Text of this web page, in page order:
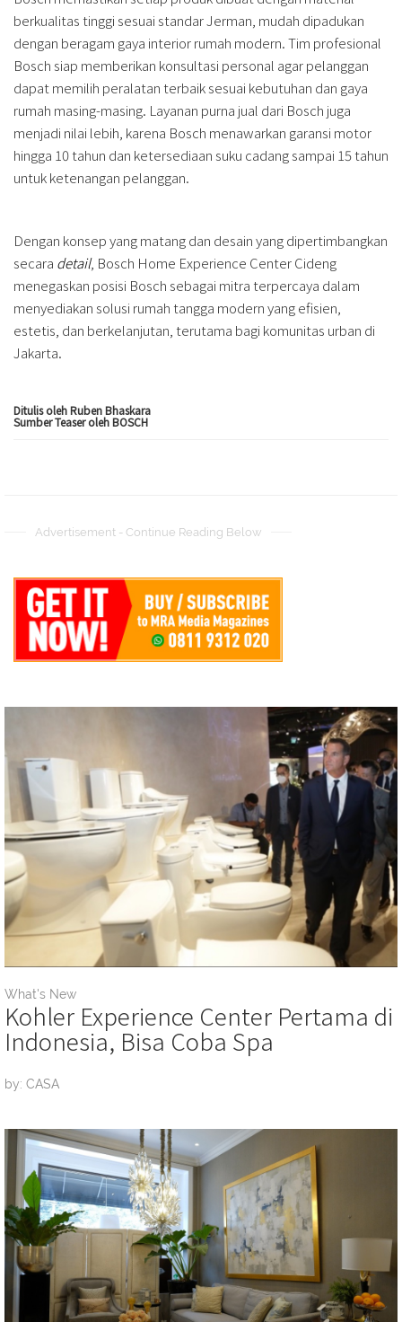
berkualitas tinggi sesuai standar Jerman, mudah dipadukan
dengan beragam gaya interior rumah modern. Tim profesional
Bosch siap memberikan konsultasi personal agar pelanggan
dapat memilih peralatan terbaik sesuai kebutuhan dan gaya
rumah masing-masing. Layanan purna jual dari Bosch juga
menjadi nilai lebih, karena Bosch menawarkan garansi motor
hingga 10 tahun dan ketersediaan suku cadang sampai 15 tahun
untuk ketenangan pelanggan.
Dengan konsep yang matang dan desain yang dipertimbangkan
secara detail, Bosch Home Experience Center Cideng
menegaskan posisi Bosch sebagai mitra terpercaya dalam
menyediakan solusi rumah tangga modern yang efisien,
estetis, dan berkelanjutan, terutama bagi komunitas urban di
Jakarta.
Ditulis oleh Ruben Bhaskara
Sumber Teaser oleh BOSCH
Advertisement - Continue Reading Below
What's New
Kohler Experience Center Pertama di
Indonesia, Bisa Coba Spa
by: CASA